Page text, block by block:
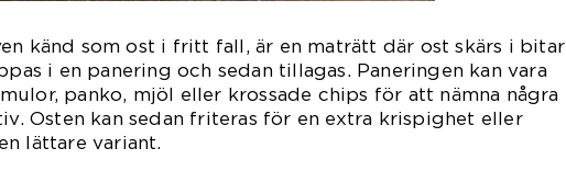
känd som ost i fritt fall, är en maträtt där ost skärs i bitar
i en panering och sedan tillagas. Paneringen kan vara
panko, mjöl eller krossade chips för att nämna några
Osten kan sedan friteras för en extra krispighet eller
lättare variant.